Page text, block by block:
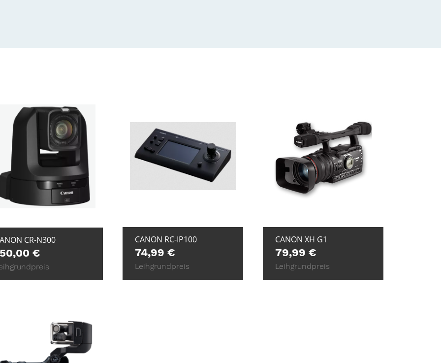
CR-N300
€
CANON RC-IP100
74,99 €
Leihgrundpreis
CANON XH G1
79,99 €
Leihgrundpreis